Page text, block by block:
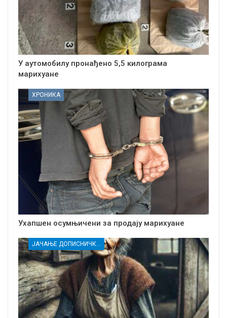
У аутомобилу пронађено 5,5 килограма
марихуане
ХРОНИКА
Ухапшен осумњичени за продају марихуане